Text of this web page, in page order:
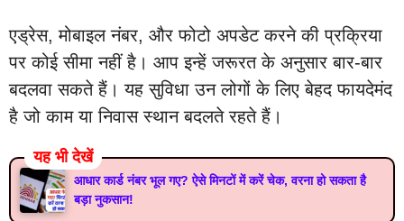
एड्रेस, मोबाइल नंबर, और फोटो अपडेट करने की प्रक्रिया
पर कोई सीमा नहीं है। आप इन्हें जरूरत के अनुसार बार-बार
बदलवा सकते हैं। यह सुविधा उन लोगों के लिए बेहद फायदेमंद
है जो काम या निवास स्थान बदलते रहते हैं।
यह भी देखें
आधार कार्ड नंबर भूल गए? ऐसे मिनटों में करें चेक, वरना हो सकता है
बड़ा नुकसान!